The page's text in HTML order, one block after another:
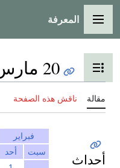
القائمة الرئيسية
المعرفة
تبديل عرض جدول
20 مارس
مقالة ناقش هذه الصفحة
فبراير
سبت
أحد أحداث